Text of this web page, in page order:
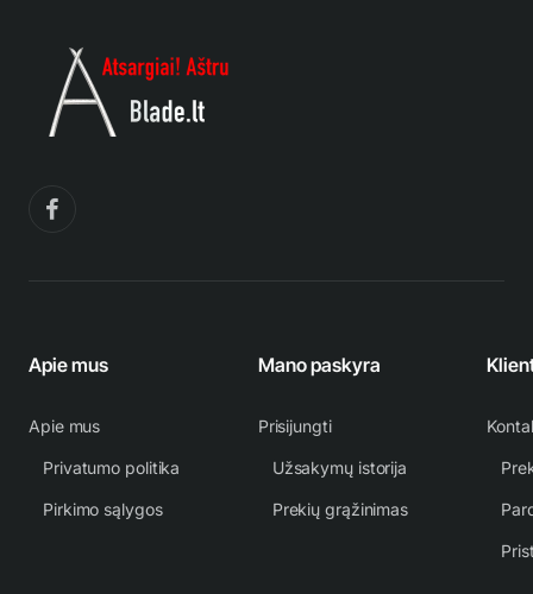
Apie mus
Apie mus
Privatumo politika
Pirkimo sąlygos
Mano paskyra
Prisijungti
Užsakymų istorija
Prekių grąžinimas